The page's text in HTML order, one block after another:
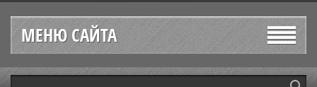
МЕНЮ САЙТА